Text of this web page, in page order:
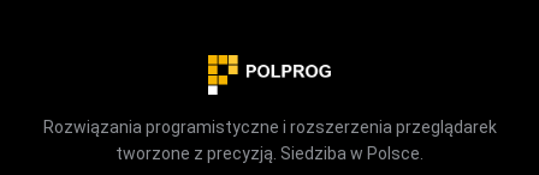
Rozwiązania programistyczne i rozszerzenia przeglądarek
tworzone z precyzją. Siedziba w Polsce.